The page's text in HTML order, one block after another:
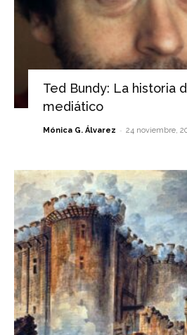
Ted Bundy: La historia
mediático
Mónica G. Álvarez - 24 noviembre,